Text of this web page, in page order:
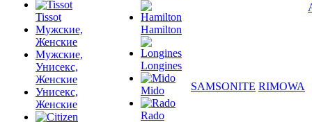
Tissot
Мужские,
Женские
Мужские,
Унисекс,
Женские
Унисекс,
Женские
Hamilton
Longines
Mido
Rado
SAMSONITE RIMOWA